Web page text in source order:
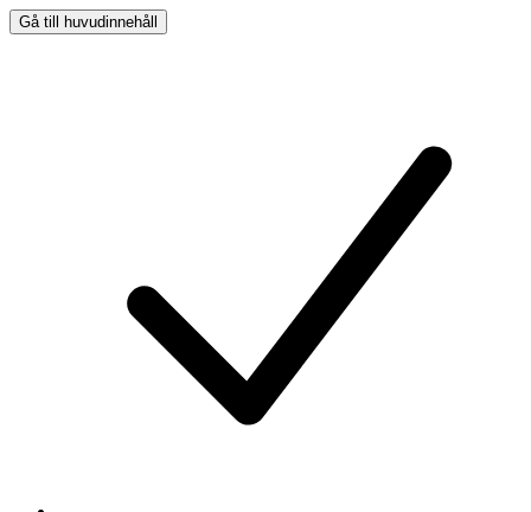
Gå till huvudinnehåll